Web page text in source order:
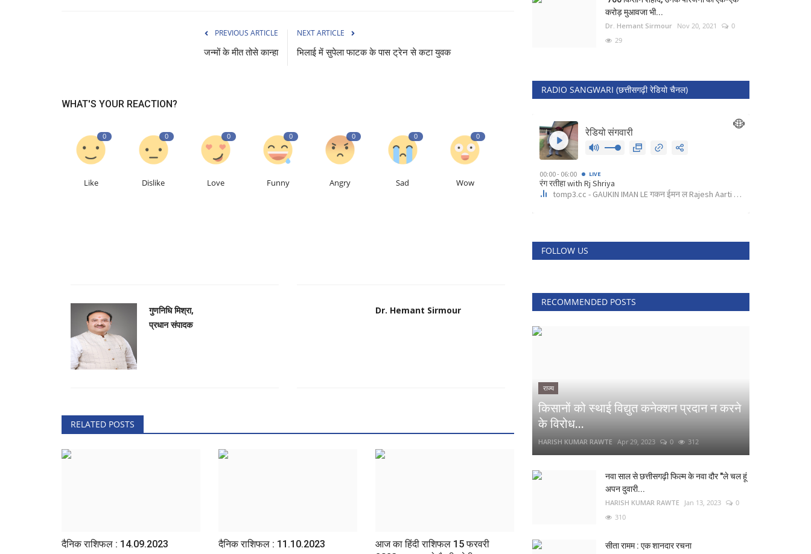
PREVIOUS ARTICLE
जन्मों के मीत तोसे कान्हा
NEXT ARTICLE
भिलाई में सुपेला फाटक के पास ट्रेन से कटा युवक
WHAT'S YOUR REACTION?
0
Like
0
Dislike
0
Love
0
Funny
0
Angry
0
Sad
0
Wow
गुणनिधि मिश्रा,
प्रधान संपादक
Dr. Hemant Sirmour
RELATED POSTS
दैनिक राशिफल : 14.09.2023 दैनिक राशिफल : 11.10.2023
आज का हिंदी राशिफल 15 फरवरी
करोड़ मुआवजा भी...
Dr. Hemant Sirmour Nov 20, 2021
0
29
RADIO SANGWARI (छत्तीसगढ़ी रेडियो चैनल)
FOLLOW US
RECOMMENDED POSTS
राज्य
किसानों को स्थाई विद्युत कनेक्शन प्रदान न करने
के विरोध...
HARISH KUMAR RAWTE Apr 29, 2023 0 312
नवा साल से छत्तीसगढ़ी फिल्म के नवा दौर "ले चल हूं
अपन दुवारी...
HARISH KUMAR RAWTE Jan 13, 2023
0
310
सीता रामम : एक शानदार रचना